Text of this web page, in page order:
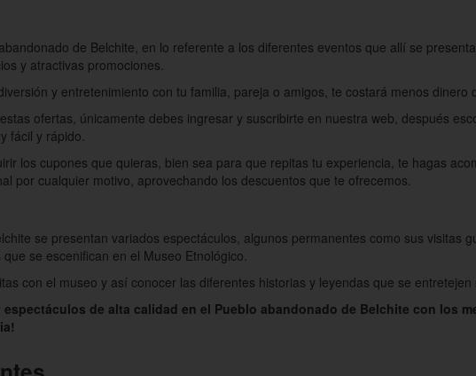
de Belchite, en lo referente a los diferentes eventos que allí se
y atractivas promociones.
y entretenimiento con tu familia, pareja o amigos, te costará menos dinero
ofertas, únicamente debes ingresar y suscribirte en nuestra web, después
fácil y rápido.
los cupones que quieras, bien sea para que repitas tu experiencia, te hagas
por cualquier motivo, aprovechando los descuentos que te ofrecemos.
se presentan variados espectáculos, algunos permanentes como sus visitas
se escenifican en el Museo Etnológico.
con el museo y así conocer las diferentes historias y leyendas que se
de alta calidad en el Pueblo abandonado de Belchite con los